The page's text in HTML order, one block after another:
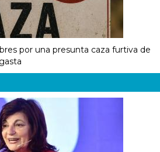
por una presunta caza furtiva de